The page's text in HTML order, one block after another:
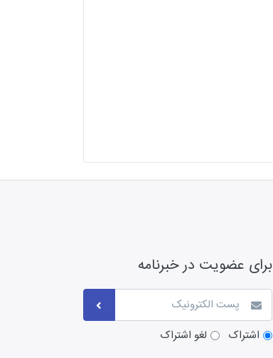
برای عضویت در خبرنامه
اشتراک لغو اشتراک